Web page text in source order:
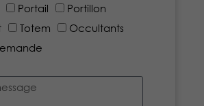
Portail
Portillon
Totem
Occultants